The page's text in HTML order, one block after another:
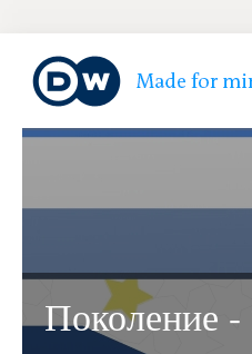
Поколение -